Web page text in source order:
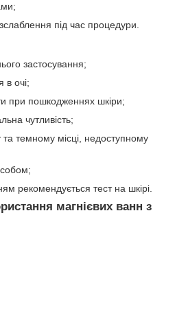
під час процедури.
застосування;
в очі;
при пошкодженнях шкіри;
чутливість;
та темному місці, недоступному
рекомендується тест на шкірі.
магнієвих ванн з